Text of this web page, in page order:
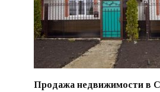
Продажа недвижимости в